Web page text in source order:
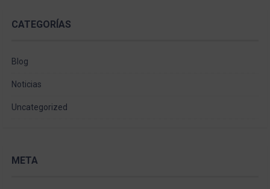
CATEGORÍAS
Blog
Noticias
Uncategorized
META